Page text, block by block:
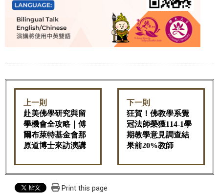
上一則
赴美佛學研究與留
學機會全攻略｜傅
爾布萊特基金會那
原道博士來訪演講
下一則
狂賀！佛教學系覺
冠法師榮獲114-1學
期教學意見調查結
果前20%教師
Print this page